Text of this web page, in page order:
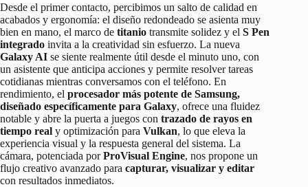
Desde el primer contacto, percibimos un salto de calidad en
acabados y ergonomía: el diseño redondeado se asienta muy
bien en mano, el marco de titanio transmite solidez y el S Pen
integrado invita a la creatividad sin esfuerzo. La nueva
Galaxy AI se siente realmente útil desde el minuto uno, con
un asistente que anticipa acciones y permite resolver tareas
cotidianas mientras conversamos con el teléfono. En
rendimiento, el procesador más potente de Samsung,
diseñado específicamente para Galaxy, ofrece una fluidez
notable y abre la puerta a juegos con trazado de rayos en
tiempo real y optimización para Vulkan, lo que eleva la
experiencia visual y la respuesta general del sistema. La
cámara, potenciada porProVisual Engine, nos propone un
flujo creativo avanzado para capturar, visualizar y editar
con resultados inmediatos.